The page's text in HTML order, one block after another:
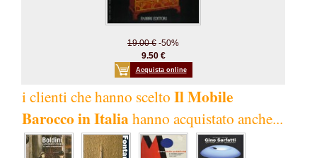
19.00 € -50%
9.50 €
Acquista online
i clienti che hanno scelto Il Mobile
Barocco in Italiahanno acquistato anche...